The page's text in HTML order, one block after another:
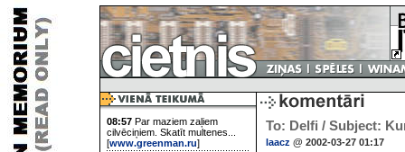
08:57 Par maziem zaļiem
cilvēciņiem. Skatīt multenes...
[www.greenman.ru]
To: Delfi / Subject:
laacz @ 2002-03-27 01:17